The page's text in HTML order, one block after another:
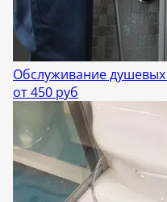
Обслуживание
от 450 руб